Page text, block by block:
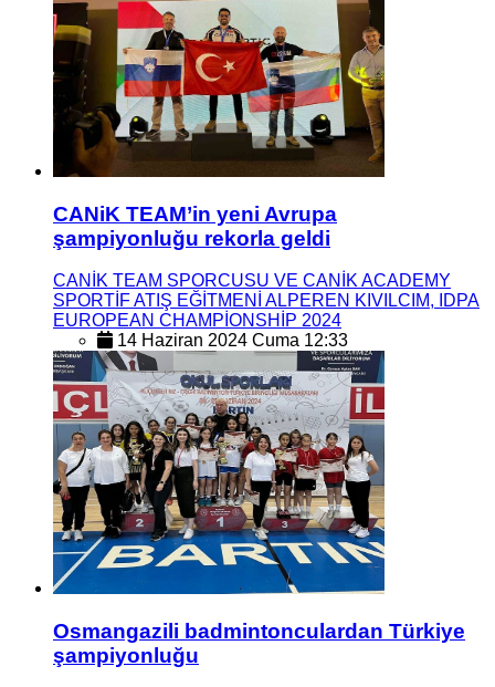
CANiK TEAM’in yeni Avrupa
şampiyonluğu rekorla geldi
CANİK TEAM SPORCUSU VE CANİK ACADEMY
SPORTİF ATIŞ EĞİTMENİ ALPEREN KIVILCIM, IDPA
EUROPEAN CHAMPİONSHİP 2024
14 Haziran 2024 Cuma 12:33
Osmangazili badmintonculardan Türkiye
şampiyonluğu